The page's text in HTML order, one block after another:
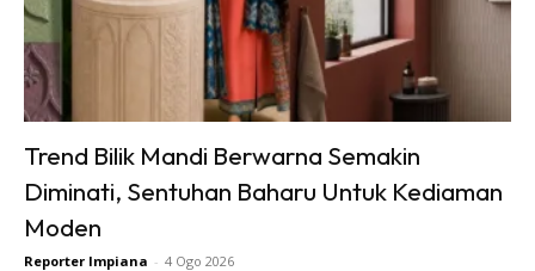
Trend Bilik Mandi Berwarna Semakin
Diminati, Sentuhan Baharu Untuk Kediaman
Moden
Reporter Impiana - 4 Ogo 2026